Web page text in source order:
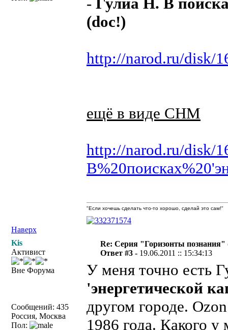
(doc!)
http://narod.ru/disk/
ещё в виде CHM
http://narod.ru/disk/
Наверх
"Если хочешь сделать что-то хорошо, сделай это сам!"
Kis
Активист
Вне Форума
Сообщений: 435
Россия, Москва
Пол:
Re: Серия "Горизонты
Ответ #3 - 19.06.2011 :: 15:34:13
У меня точно есть
'энергетической
другом городе.
1986 года. Какого